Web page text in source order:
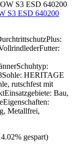
S3 ESD 640200
HERITAGE
rutschfest mit
Bau,
Metallfrei,
gespart)